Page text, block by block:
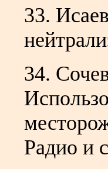
33.
34.
Радио и